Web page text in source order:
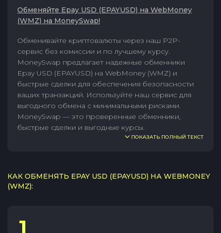
Обменяйте Epay USD (EPAYUSD) на WebMoney
(WMZ) на MoneySwap!
Обменивайте криптовалюты через наш P2P-
сервис без комиссии и по лучшему курсу.
MoneySwap предлагает надежные обменники
Epay USD (EPAYUSD) на WebMoney (WMZ) и
быстрые сделки для обеспечения безопасности
ваших транзакций. Используйте наш сервис для
выгодного обмена с минимальными рисками.
MoneySwap — это проверенные обменники,
быстрые сделки и выгодные курсы.
ПОКАЗАТЬ ПОЛНЫЙ ТЕКСТ
КАК ОБМЕНЯТЬ EPAY USD (EPAYUSD) НА WEBMONEY
(WMZ):
1